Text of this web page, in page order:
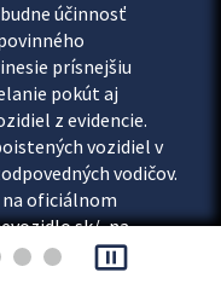
účinnosť
prísnejšiu
pokút aj
z evidencie.
vozidiel v
vodičov.
oficiálnom
, na
overiť si...
pause_presentation